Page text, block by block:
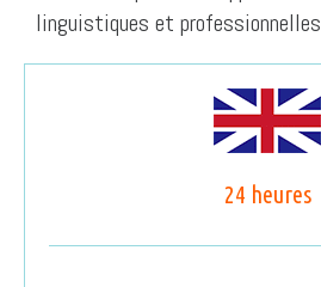
linguistiques et
24 heures